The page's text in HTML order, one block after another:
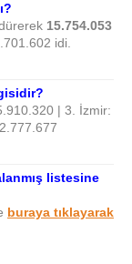
15.754.053
idi.
| 3. İzmir:
listesine
buraya tıklayarak